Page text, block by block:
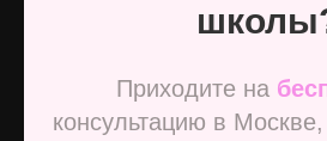
Приходите на
консультацию в